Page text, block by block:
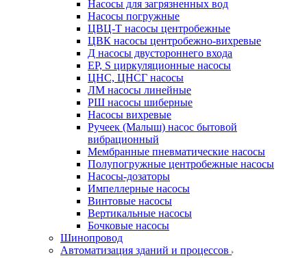
Насосы для загрязненных вод
Насосы погружные
ЦВЦ-Т насосы центробежные
ЦВК насосы центробежно-вихревые
Д насосы двустороннего входа
EP, S циркуляционные насосы
ЦНС, ЦНСГ насосы
ЛМ насосы линейные
РШ насосы шиберные
Насосы вихревые
Ручеек (Малыш) насос бытовой
вибрационный
Мембранные пневматические насосы
Полупогружные центробежные насосы
Насосы-дозаторы
Импеллерные насосы
Винтовые насосы
Вертикальные насосы
Бочковые насосы
Шинопровод
Автоматизация зданий и процессов